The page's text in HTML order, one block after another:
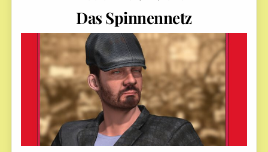
Das Spinnennetz